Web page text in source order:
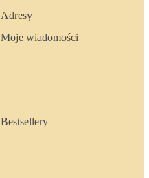
Adresy
Moje wiadomości
Bestsellery